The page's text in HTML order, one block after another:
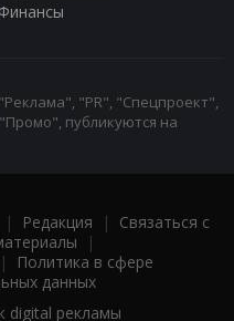
Финансы
"PR", "Спецпроект",
публикуются на
| Редакция | Связаться с
|
|
Политика в сфере
данных
digital рекламы